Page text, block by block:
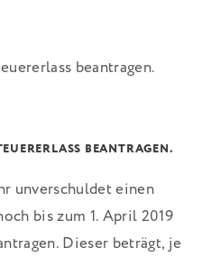
BEANTRAGEN.
unverschuldet einen
bis zum 1. April 2019
Dieser beträgt, je